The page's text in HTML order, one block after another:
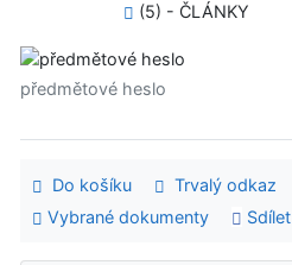
(5) - ČLÁNKY
předmětové heslo
Do košíku Trvalý odkaz
Vybrané dokumenty
Sdílet